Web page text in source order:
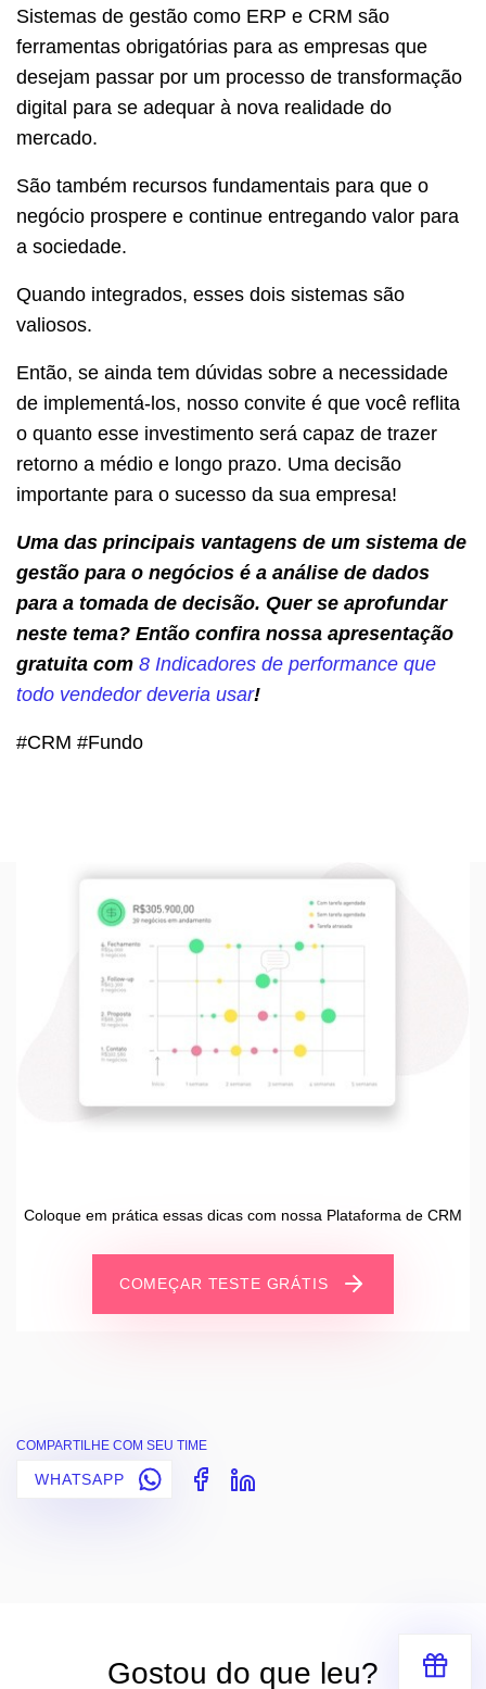
Sistemas de gestão como ERP e CRM são
ferramentas obrigatórias para as empresas que
desejam passar por um processo de transformação
digital para se adequar à nova realidade do
mercado.
São também recursos fundamentais para que o
negócio prospere e continue entregando valor para
a sociedade.
Quando integrados, esses dois sistemas são
valiosos.
Então, se ainda tem dúvidas sobre a necessidade
de implementá-los, nosso convite é que você reflita
o quanto esse investimento será capaz de trazer
retorno a médio e longo prazo. Uma decisão
importante para o sucesso da sua empresa!
Uma das principais vantagens de um sistema de
gestão para o negócios é a análise de dados
para a tomada de decisão. Quer se aprofundar
neste tema? Então confira nossa apresentação
gratuita com 8 Indicadores de performance que
todo vendedor deveria usar!
#CRM #Fundo
Coloque em prática essas dicas com nossa Plataforma de CRM
COMEÇAR TESTE GRÁTIS
COMPARTILHE COM SEU TIME
WHATSAPP
Gostou do que leu?